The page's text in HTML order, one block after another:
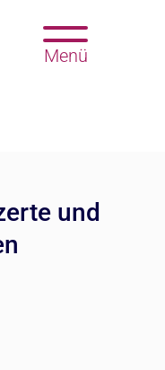
Menü
und